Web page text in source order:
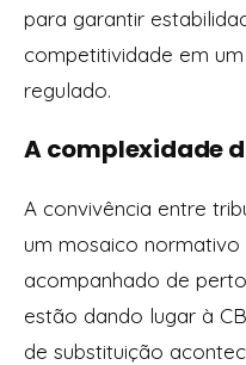
para garantir
competitividade em
regulado.
A complexidade
A convivência entre
um mosaico normativo
acompanhado de
estão dando lugar à
de substituição